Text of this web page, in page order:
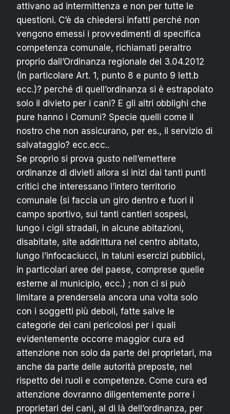
attivano ad intermittenza e non per tutte le
questioni. C’è da chiedersi infatti perché non
vengono emessi i provvedimenti di specifica
competenza comunale, richiamati peraltro
proprio dall’Ordinanza regionale del 3.04.2012
(in particolare Art. 1, punto 8 e punto 9 lett.b
ecc.)? perché di quell’ordinanza si è estrapolato
solo il divieto per i cani? E gli altri obblighi che
pure hanno i Comuni? Specie quelli come il
nostro che non assicurano, per es., il servizio di
salvataggio? ecc.ecc..
Se proprio si prova gusto nell’emettere
ordinanze di divieti allora si inizi dai tanti punti
critici che interessano l’intero territorio
comunale (si faccia un giro dentro e fuori il
campo sportivo, sui tanti cantieri sospesi,
lungo i cigli stradali, in alcune abitazioni,
disabitate, site addirittura nel centro abitato,
lungo l’infocaciucci, in taluni esercizi pubblici,
in particolari aree del paese, comprese quelle
esterne al municipio, ecc.) ; non ci si può
limitare a prendersela ancora una volta solo
con i soggetti più deboli, fatte salve le
categorie dei cani pericolosi per i quali
evidentemente occorre maggior cura ed
attenzione non solo da parte dei proprietari, ma
anche da parte delle autorità preposte, nel
rispetto dei ruoli e competenze. Come cura ed
attenzione dovranno diligentemente porre i
proprietari dei cani, al di là dell’ordinanza, per